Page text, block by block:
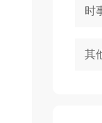
时
其